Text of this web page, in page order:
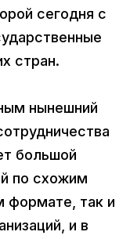
сегодня с
стран.
нынешний
большой
по схожим
формате, так и
и в